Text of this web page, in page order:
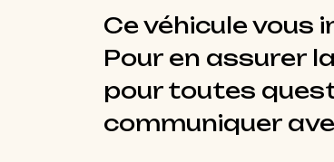
Ce véhicule vous
Pour en assurer
pour toutes
communiquer